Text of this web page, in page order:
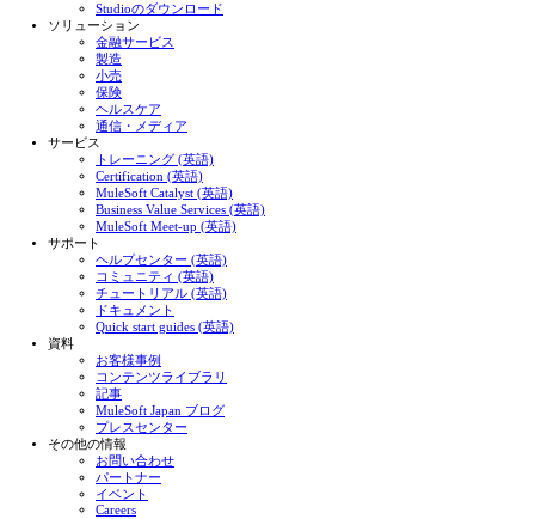
Studioのダウンロード
ソリューション
金融サービス
製造
小売
保険
ヘルスケア
通信・メディア
サービス
トレーニング (英語)
Certification (英語)
MuleSoft Catalyst (英語)
Business Value Services (英語)
MuleSoft Meet-up (英語)
サポート
ヘルプセンター (英語)
コミュニティ (英語)
チュートリアル (英語)
ドキュメント
Quick start guides (英語)
資料
お客様事例
コンテンツライブラリ
記事
MuleSoft Japan ブログ
プレスセンター
その他の情報
お問い合わせ
パートナー
イベント
Careers